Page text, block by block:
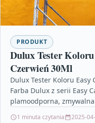
PRODUKT
Dulux Tester
Czerwień 30Ml
Dulux Tester Koloru Easy
Farba Dulux z serii Easy
plamoodporna,
1 minuta czytania 2025-